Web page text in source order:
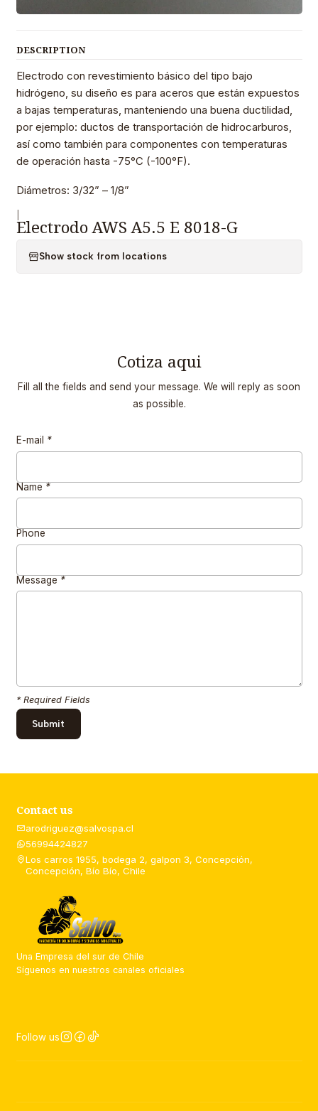
DESCRIPTION
Electrodo con revestimiento básico del tipo bajo
hidrógeno, su diseño es para aceros que están expuestos
a bajas temperaturas, manteniendo una buena ductilidad,
por ejemplo: ductos de transportación de hidrocarburos,
así como también para componentes con temperaturas
de operación hasta -75°C (-100°F).
Diámetros: 3/32” – 1/8”
Electrodo AWS A5.5 E 8018-G
Show stock from locations
Cotiza aqui
Fill all the fields and send your message. We will reply as soon
as possible.
E-mail *
Name *
Phone
Message*
* Required Fields
Contact us
arodriguez@salvospa.cl
56994424827
Los carros 1955, bodega 2, galpon 3, Concepción,
Concepción, Bío Bío, Chile
Una Empresa del sur de Chile
Síguenos en nuestros canales oficiales
Follow us